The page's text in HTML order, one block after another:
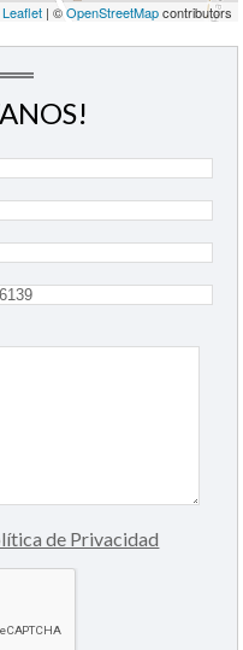
Leaflet| ©OpenStreetMapcontributors
de Privacidad